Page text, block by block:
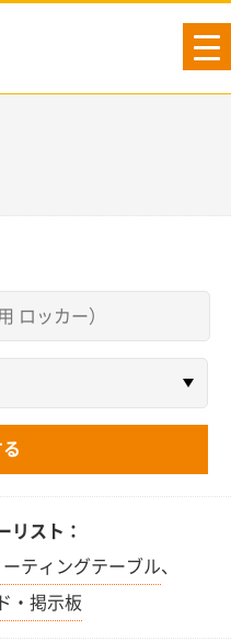
リスト：
ーティングテーブル、
・掲示板